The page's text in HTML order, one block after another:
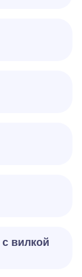
вилкой